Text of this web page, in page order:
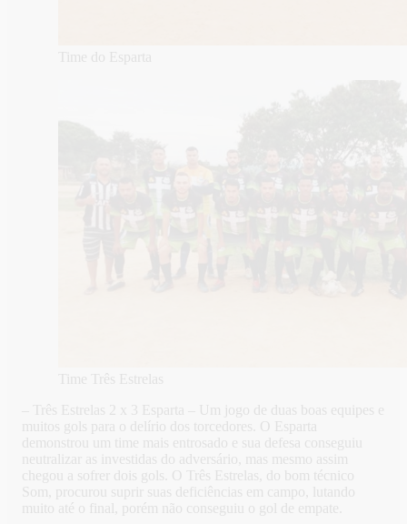
Time do Esparta
Time Três Estrelas
– Três Estrelas 2 x 3 Esparta – Um jogo de duas boas equipes e
muitos gols para o delírio dos torcedores. O Esparta
demonstrou um time mais entrosado e sua defesa conseguiu
neutralizar as investidas do adversário, mas mesmo assim
chegou a sofrer dois gols. O Três Estrelas, do bom técnico
Som, procurou suprir suas deficiências em campo, lutando
muito até o final, porém não conseguiu o gol de empate.